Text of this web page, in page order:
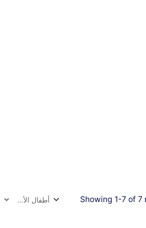
Showing 1-7 of 7